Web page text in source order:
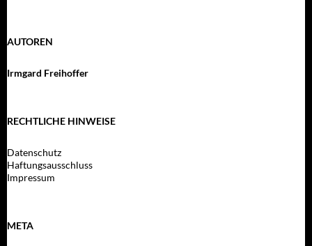
AUTOREN
Irmgard Freihoffer
RECHTLICHE HINWEISE
Datenschutz
Haftungsausschluss
Impressum
META